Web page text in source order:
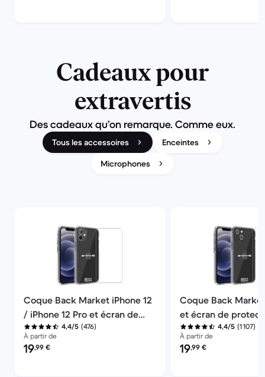
Cadeaux pour
extravertis
Des cadeaux qu’on remarque. Comme eux.
Tous les accessoires
Enceintes
Microphones
Coque Back Market iPhone 12
/ iPhone 12 Pro et écran de
protection - Plastique recyclé
- Transparent
4,4/5 (476)
À partir de
Prix reconditionné :
19,99 €
Coque Back
et écran de
Plastique recyclé -
Transparent
4,4/5 (1 107)
À partir de
Prix reconditionné :
19,99 €